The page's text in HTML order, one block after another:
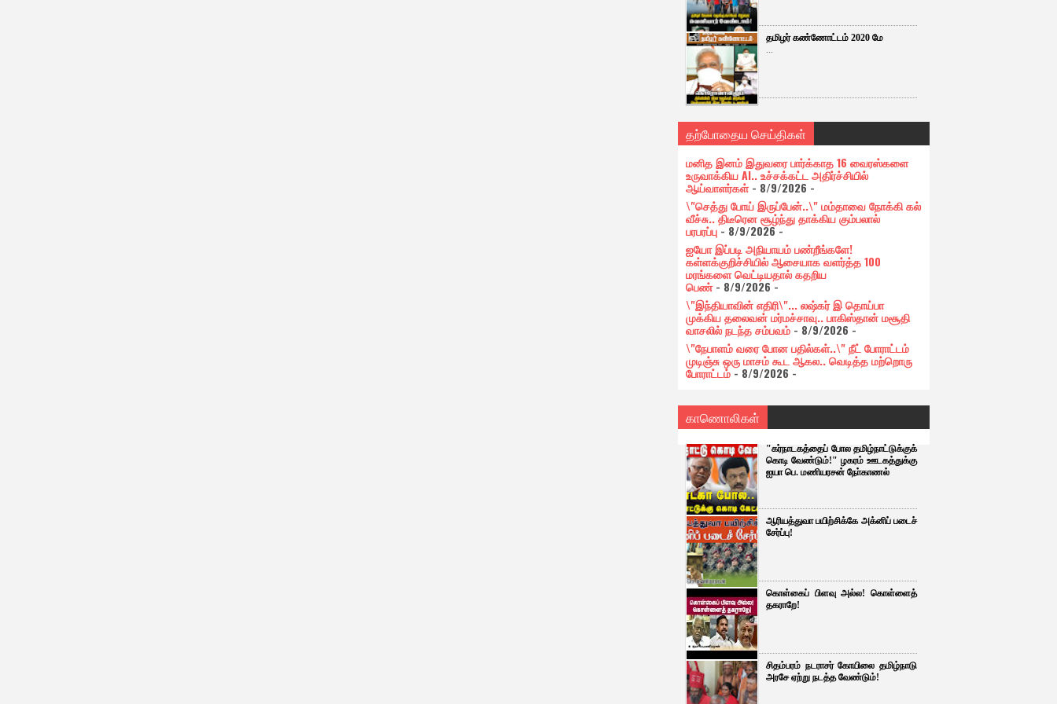
தமிழர் கண்ணோட்டம் 2020 மே
...
தற்போதைய செய்திகள்
மனித இனம் இதுவரை பார்க்காத 16 வைரஸ்களை
உருவாக்கிய AI.. உச்சக்கட்ட அதிர்ச்சியில்
ஆய்வாளர்கள்- 8/9/2026 -
\"செத்து போய் இருப்பேன்..\" மம்தாவை நோக்கி கல்
வீச்சு.. திடீரென சூழ்ந்து தாக்கிய கும்பலால்
பரபரப்பு- 8/9/2026-
ஐயோ இப்படி அநியாயம் பண்றீங்களே!
கள்ளக்குறிச்சியில் ஆசையாக வளர்த்த 100
மரங்களை வெட்டியதால் கதறிய
பெண்- 8/9/2026-
\"இந்தியாவின் எதிரி\"... லஷ்கர் இ தொய்பா
முக்கிய தலைவன் மர்மச்சாவு.. பாகிஸ்தான் மசூதி
வாசலில் நடந்த சம்பவம் - 8/9/2026 -
\"நேபாளம் வரை போன பதில்கள்..\" நீட் போராட்டம்
முடிஞ்சு ஒரு மாசம் கூட ஆகல.. வெடித்த மற்றொரு
போராட்டம்- 8/9/2026 -
காணொலிகள்
"கர்நாடகத்தைப் போல தமிழ்நாட்டுக்குக்
கொடி வேண்டும்!" ழகரம் ஊடகத்துக்கு
ஐயா பெ. மணியரசன் நோ்காணல்
ஆரியத்துவா பயிற்சிக்கே அக்னிப் படைச்
சேர்ப்பு!
கொள்கைப் பிளவு அல்ல! கொள்ளைத்
தகராறே!
சிதம்பரம் நடராசர் கோயிலை தமிழ்நாடு
அரசே ஏற்று நடத்த வேண்டும்!